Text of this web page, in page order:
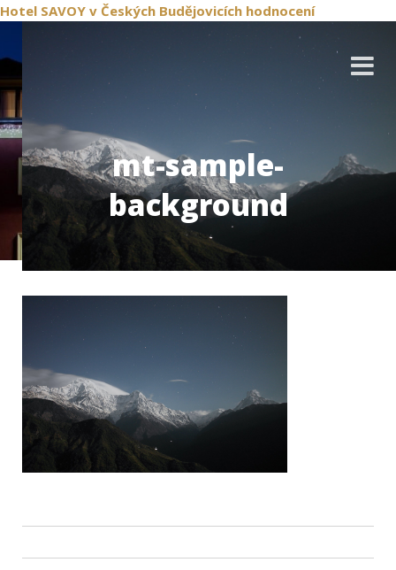
Hotel SAVOY v Českých Budějovicích hodnocení
mt-sample-
background